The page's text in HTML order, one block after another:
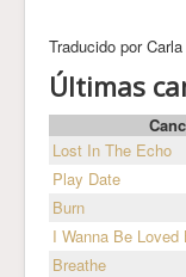
Traducido por Carla
Últimas
Lost In The Echo
Play Date
Burn
I Wanna Be Loved
Breathe